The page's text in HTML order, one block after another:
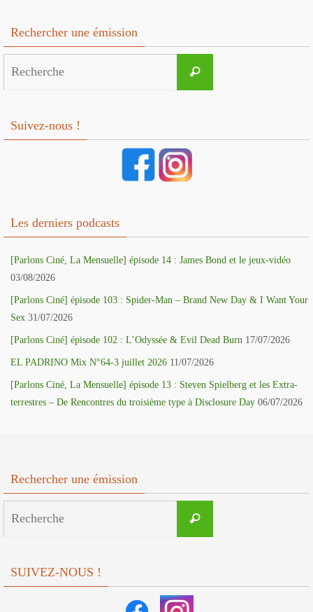
Rechercher une émission
Recherche
Suivez-nous !
Les derniers podcasts
[Parlons Ciné, La Mensuelle] épisode 14 : James Bond et le jeux-vidéo
03/08/2026
[Parlons Ciné] épisode 103 : Spider-Man – Brand New Day & I Want Your
Sex 31/07/2026
[Parlons Ciné] épisode 102 : L’Odyssée & Evil Dead Burn 17/07/2026
EL PADRINO Mix N°64-3 juillet 2026 11/07/2026
[Parlons Ciné, La Mensuelle] épisode 13 : Steven Spielberg et les Extra-
terrestres – De Rencontres du troisième type à Disclosure Day 06/07/2026
Rechercher une émission
Recherche
SUIVEZ-NOUS !